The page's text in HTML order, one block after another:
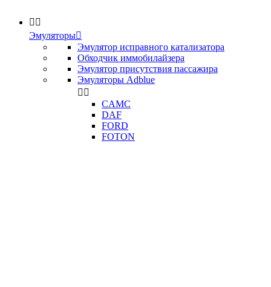
 
Эмуляторы
Эмулятор исправного катализатора
Обходчик иммобилайзера
Эмулятор присутствия пассажира
Эмуляторы Adblue
 
CAMC
DAF
FORD
FOTON